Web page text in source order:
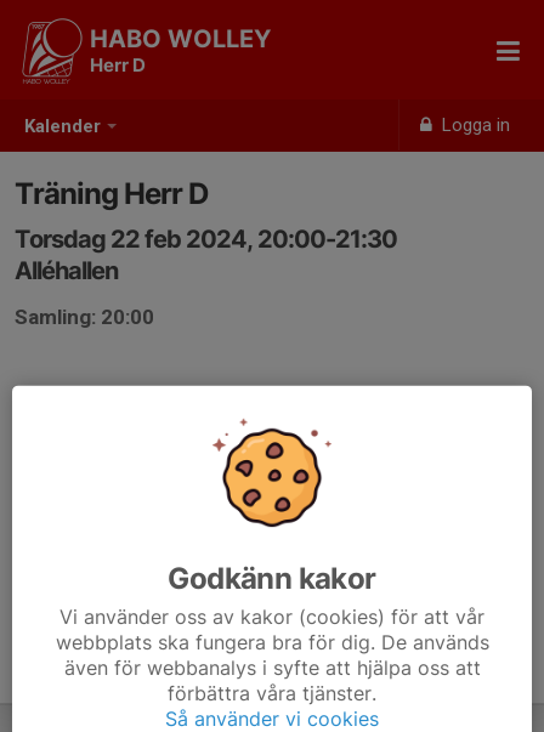
Kalender Logga in
HABO WOLLEY
Herr D
Träning Herr D
Torsdag 22 feb 2024, 20:00-21:30
Alléhallen
Samling: 20:00
Godkänn kakor
Vi använder oss av kakor (cookies) för att vår
webbplats ska fungera bra för dig. De används
även för webbanalys i syfte att hjälpa oss att
förbättra våra tjänster.
Så använder vi cookies